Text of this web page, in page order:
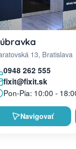
13, Bratislava
0948 262 555
fixit@fixit.sk
Pon-Pia: 10:00 -
Navigovať